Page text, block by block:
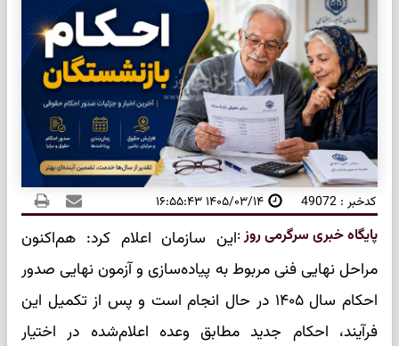
کدخبر : 49072 ۱۴۰۵/۰۳/۱۴ ۱۶:۵۵:۴۳
پایگاه خبری سرگرمی روز:این سازمان اعلام کرد: هم‌اکنون
مراحل نهایی فنی مربوط به پیاده‌سازی و آزمون نهایی صدور
احکام سال ۱۴۰۵ در حال انجام است و پس از تکمیل این
فرآیند، احکام جدید مطابق وعده اعلام‌شده در اختیار